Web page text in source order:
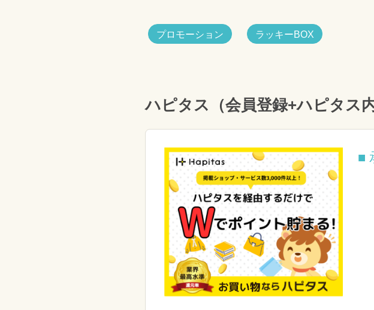
プロモーション ラッキーBOX
ハピタス（会員登録+ハピタス
■